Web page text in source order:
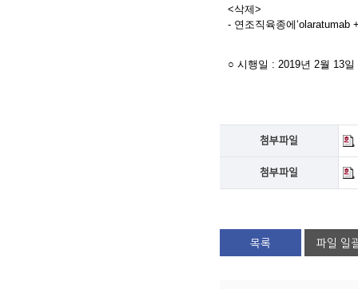
<삭제>
- 연조직육종에‘olaratumab
○ 시행일 : 2019년 2월 13일
첨부파일
첨부파일
목록 파일 일